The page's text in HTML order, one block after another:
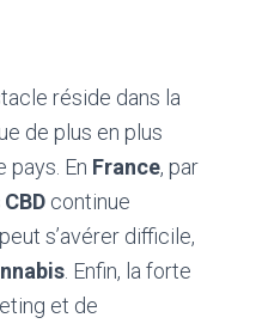
réside dans la
de plus en plus
pays. En France, par
continue
s’avérer difficile,
. Enfin, la forte
et de